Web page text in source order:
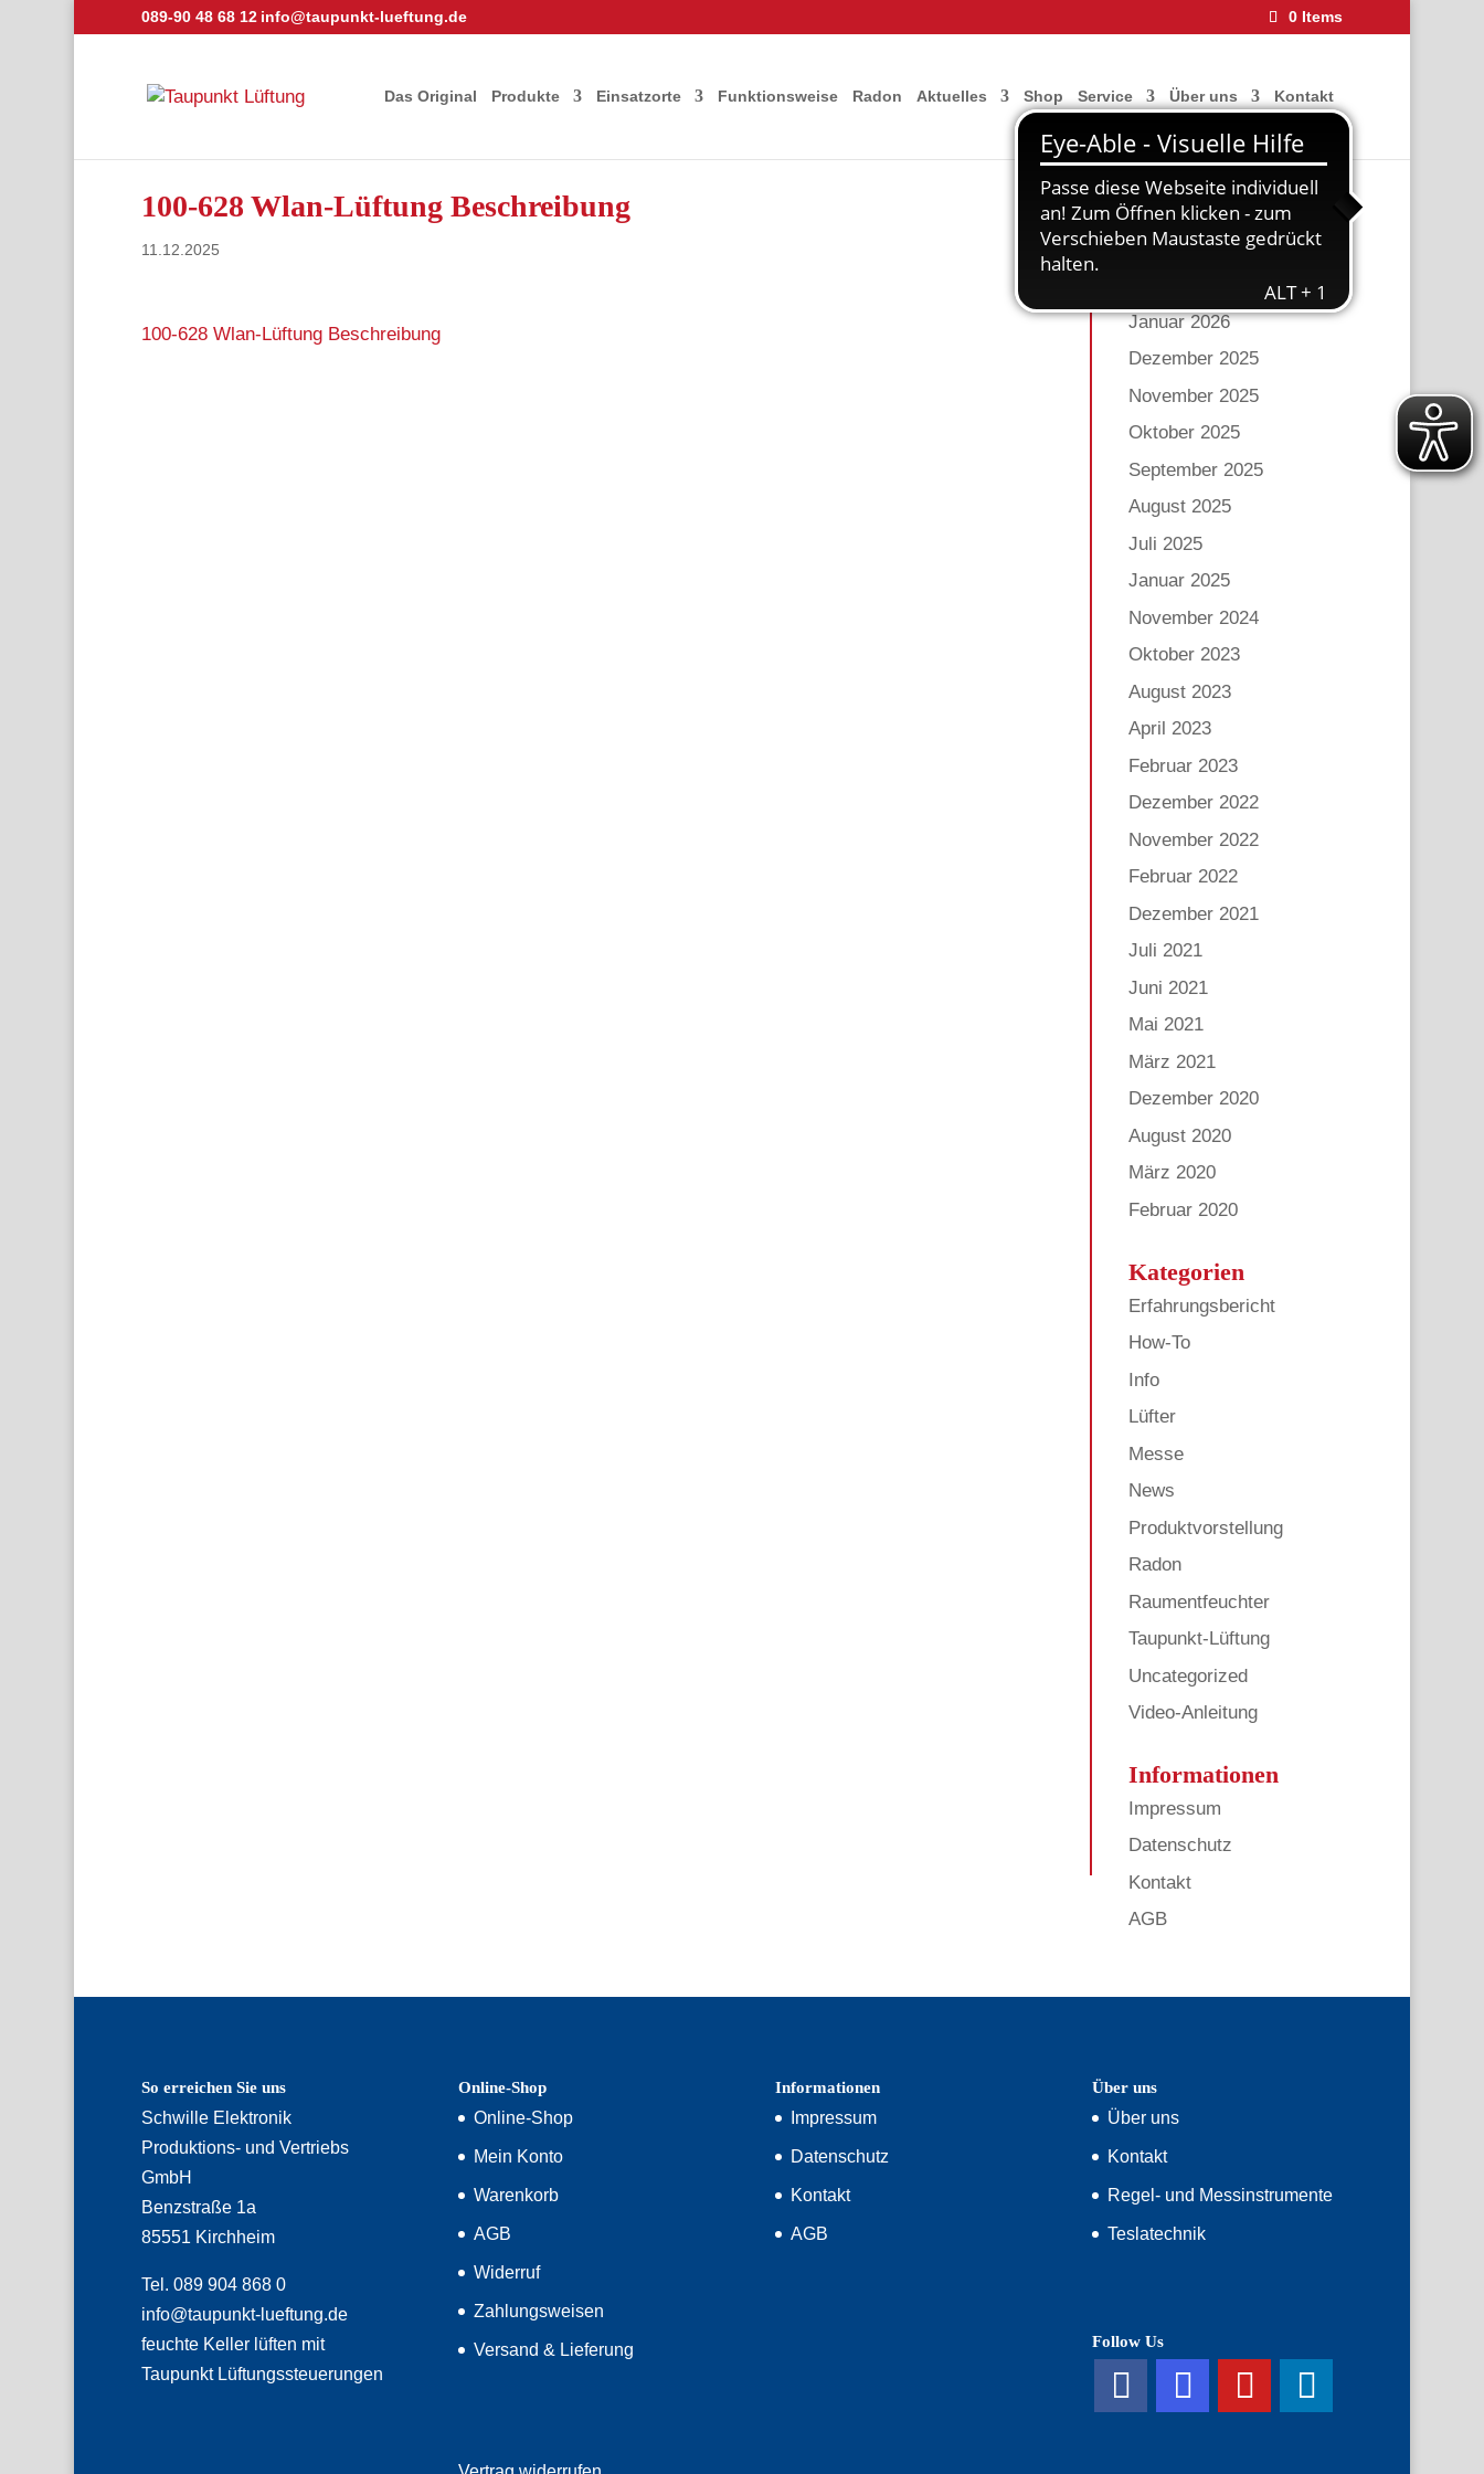
089-90 48 68 12 info@taupunkt-lueftung.de 0 Items
Das Original Produkte Einsatzorte Funktionsweise Radon Aktuelles Shop Service Über uns Kontakt
100-628 Wlan-Lüftung Beschreibung
11.12.2025
100-628 Wlan-Lüftung Beschreibung
Archiv
Mai 2026
Januar 2026
Dezember 2025
November 2025
Oktober 2025
September 2025
August 2025
Juli 2025
Januar 2025
November 2024
Oktober 2023
August 2023
April 2023
Februar 2023
Dezember 2022
November 2022
Februar 2022
Dezember 2021
Juli 2021
Juni 2021
Mai 2021
März 2021
Dezember 2020
August 2020
März 2020
Februar 2020
Kategorien
Erfahrungsbericht
How-To
Info
Lüfter
Messe
News
Produktvorstellung
Radon
Raumentfeuchter
Taupunkt-Lüftung
Uncategorized
Video-Anleitung
Informationen
Impressum
Datenschutz
Kontakt
AGB
So erreichen Sie uns
Schwille Elektronik
Produktions- und Vertriebs
GmbH
Benzstraße 1a
85551 Kirchheim
Tel. 089 904 868 0
info@taupunkt-lueftung.de
feuchte Keller lüften mit
Taupunkt Lüftungssteuerungen
Online-Shop
Online-Shop
Mein Konto
Warenkorb
AGB
Widerruf
Zahlungsweisen
Versand & Lieferung
Informationen
Impressum
Datenschutz
Kontakt
AGB
Über uns
Über uns
Kontakt
Regel- und Messinstrumente
Teslatechnik
Follow Us